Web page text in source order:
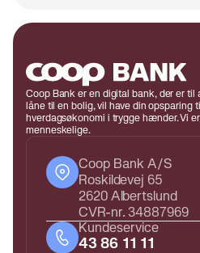
Coop Bank er en digital bank, der er til
låne til en bolig, vil have din opsparing
hverdagsøkonomi i trygge hænder. Vi
menneskelige.
Coop Bank A/S
Roskildevej 65
2620 Albertslund
CVR-nr. 34887969
Kundeservice
43 86 11 11